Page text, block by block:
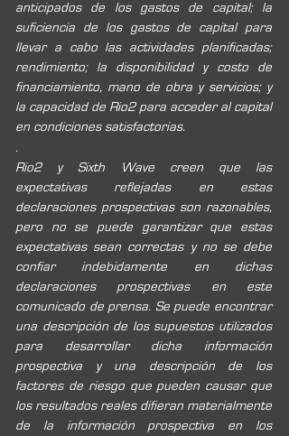
anticipados de los gastos de capital; la
suficiencia de los gastos de capital para
llevar a cabo las actividades planificadas;
rendimiento; la disponibilidad y costo de
financiamiento, mano de obra y servicios; y
la capacidad de Rio2 para acceder al capital
en condiciones satisfactorias.
.
Rio2 y Sixth Wave creen que las
expectativas reflejadas en estas
declaraciones prospectivas son razonables,
pero no se puede garantizar que estas
expectativas sean correctas y no se debe
confiar indebidamente en dichas
declaraciones prospectivas en este
comunicado de prensa. Se puede encontrar
una descripción de los supuestos utilizados
para desarrollar dicha información
prospectiva y una descripción de los
factores de riesgo que pueden causar que
los resultados reales difieran materialmente
de la información prospectiva en los